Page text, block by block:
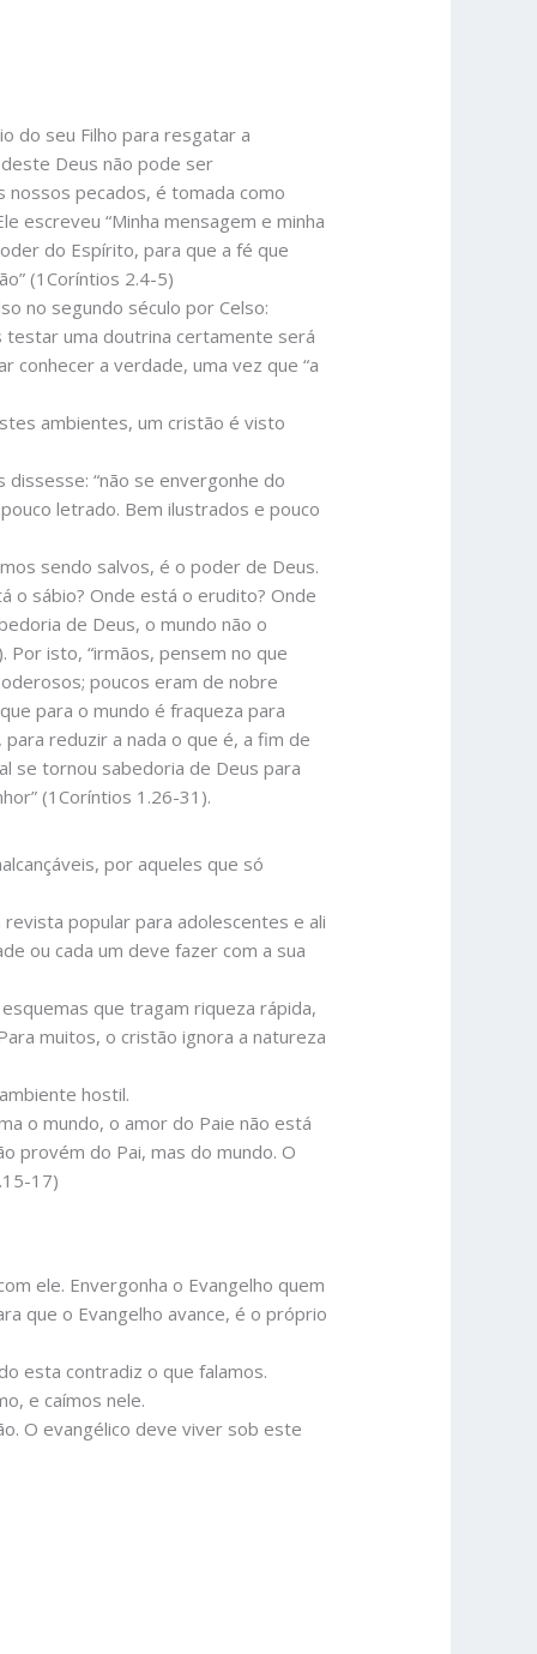
do seu Filho para resgatar a
Deus não pode ser
nossos pecados, é tomada como
escreveu “Minha mensagem e minha
do Espírito, para que a fé que
(1Coríntios 2.4-5)
no segundo século por Celso:
testar uma doutrina certamente será
conhecer a verdade, uma vez que “a
ambientes, um cristão é visto
“não se envergonhe do
letrado. Bem ilustrados e pouco
sendo salvos, é o poder de Deus.
o sábio? Onde está o erudito? Onde
de Deus, o mundo não o
Por isto, “irmãos, pensem no que
poucos eram de nobre
para o mundo é fraqueza para
reduzir a nada o que é, a fim de
se tornou sabedoria de Deus para
(1Coríntios 1.26-31).
por aqueles que só
popular para adolescentes e ali
ou cada um deve fazer com a sua
que tragam riqueza rápida,
muitos, o cristão ignora a natureza
hostil.
o mundo, o amor do Paie não está
provém do Pai, mas do mundo. O
17)
ele. Envergonha o Evangelho quem
que o Evangelho avance, é o próprio
esta contradiz o que falamos.
e caímos nele.
O evangélico deve viver sob este